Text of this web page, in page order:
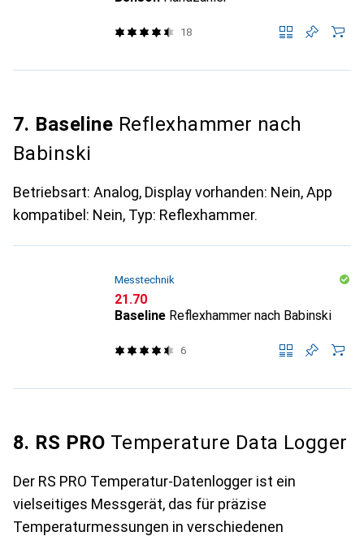
18
7. Baseline Reflexhammer nach
Babinski
Betriebsart: Analog, Display vorhanden: Nein, App
kompatibel: Nein, Typ: Reflexhammer.
Messtechnik
CHF
21.70
Baseline Reflexhammer nach Babinski
6
8. RS PRO Temperature Data Logger
Der RS PRO Temperatur-Datenlogger ist ein
vielseitiges Messgerät, das für präzise
Temperaturmessungen in verschiedenen